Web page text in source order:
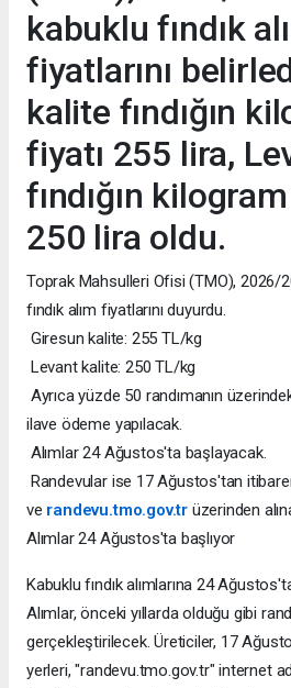
kabuklu fındık
fiyatlarını
kalite fındığın
fiyatı 255 lira,
fındığın
250 lira oldu.
Toprak Mahsulleri Ofisi (TMO), 2026/
fındık alım fiyatlarını duyurdu.
Giresun kalite: 255 TL/kg
Levant kalite: 250 TL/kg
Ayrıca yüzde 50 randımanın
ilave ödeme yapılacak.
Alımlar 24 Ağustos'ta başlayacak.
Randevular ise 17 Ağustos'tan
ve randevu.tmo.gov.trüzerinden
Alımlar 24 Ağustos'ta başlıyor
Kabuklu fındık alımlarına 24
Alımlar, önceki yıllarda olduğu gibi
gerçekleştirilecek. Üreticiler, 17
yerleri, "randevu.tmo.gov.tr" internet